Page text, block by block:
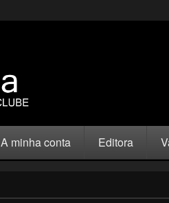
A minha conta Editora